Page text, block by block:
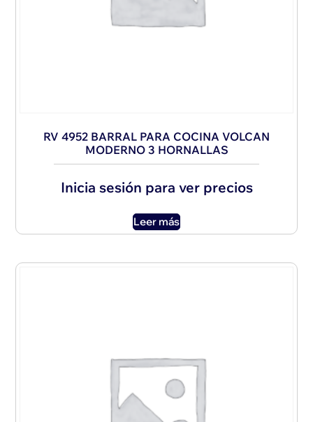
RV 4952 BARRAL PARA COCINA VOLCAN
MODERNO 3 HORNALLAS
Inicia sesión para ver precios
Leer más